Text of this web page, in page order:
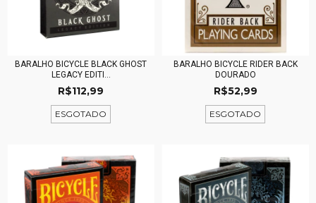
BARALHO BICYCLE BLACK GHOST
LEGACY EDITI...
R$112,99
ESGOTADO
BARALHO BICYCLE RIDER BACK
DOURADO
R$52,99
ESGOTADO